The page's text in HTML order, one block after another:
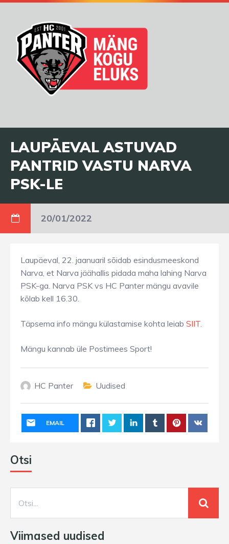
LAUPÄEVAL ASTUVAD
PANTRID VASTU NARVA
PSK-LE
20/01/2022
Laupäeval, 22. jaanuaril sõidab esindusmeeskond
Narva, et Narva jäähallis pidada maha lahing Narva
PSK-ga. Narva PSK vs HC Panter mängu avavile
kõlab kell 16.30.
Täpsema info mängu külastamise kohta leiab SIIT.
Mängu kannab üle Postimees Sport!
HC Panter Uudised
EMAIL
Otsi
Viimased uudised